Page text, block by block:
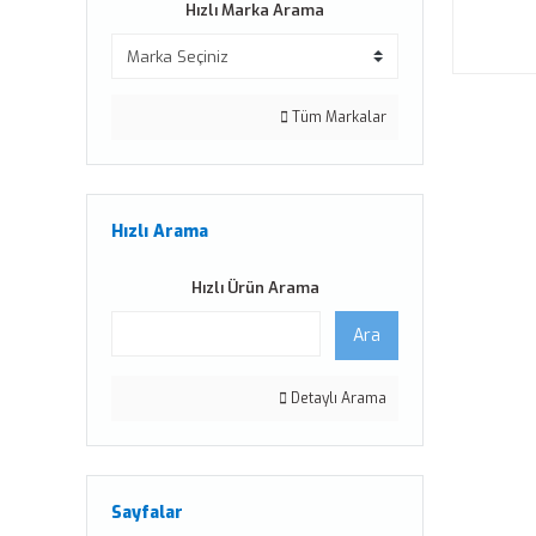
Hızlı Marka Arama
Tüm Markalar
Hızlı Arama
Hızlı Ürün Arama
Ara
Detaylı Arama
Sayfalar